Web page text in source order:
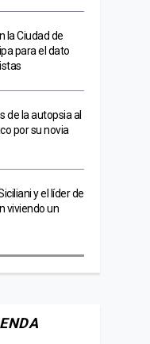
la Ciudad de
para el dato
de la autopsia al
por su novia
y el líder de
viviendo un